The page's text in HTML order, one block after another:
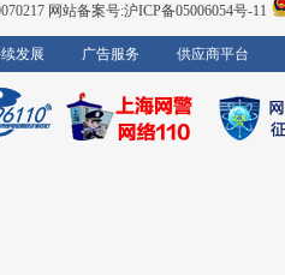
网站备案号:沪ICP备05006054号-11
发展 广告服务 供应商平台